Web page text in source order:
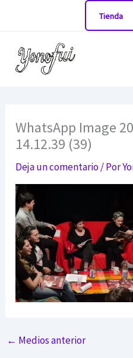
Tienda
WhatsApp Image
14.12.39 (39)
Deja un comentario/ Por
← Medios anterior